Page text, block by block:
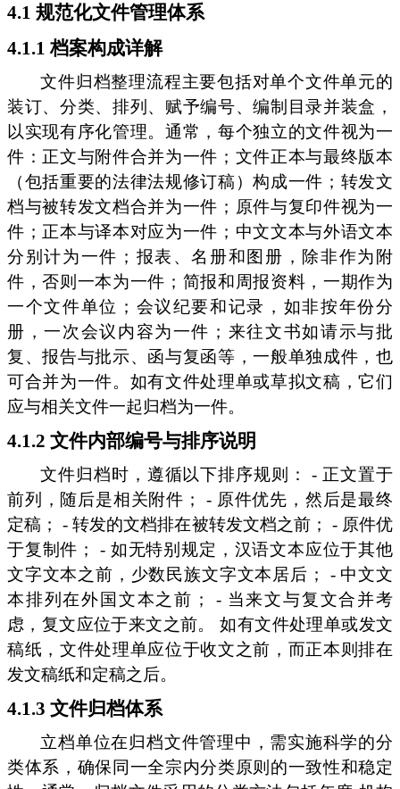
4.1 规范化文件管理体系
4.1.1 档案构成详解
文件归档整理流程主要包括对单个文件单元的
装订、分类、排列、赋予编号、编制目录并装盒，
以实现有序化管理。通常，每个独立的文件视为一
件：正文与附件合并为一件；文件正本与最终版本
（包括重要的法律法规修订稿）构成一件；转发文
档与被转发文档合并为一件；原件与复印件视为一
件；正本与译本对应为一件；中文文本与外语文本
分别计为一件；报表、名册和图册，除非作为附
件，否则一本为一件；简报和周报资料，一期作为
一个文件单位；会议纪要和记录，如非按年份分
册，一次会议内容为一件；来往文书如请示与批
复、报告与批示、函与复函等，一般单独成件，也
可合并为一件。如有文件处理单或草拟文稿，它们
应与相关文件一起归档为一件。
4.1.2 文件内部编号与排序说明
文件归档时，遵循以下排序规则： - 正文置于
前列，随后是相关附件； - 原件优先，然后是最终
定稿； - 转发的文档排在被转发文档之前； - 原件优
于复制件； - 如无特别规定，汉语文本应位于其他
文字文本之前，少数民族文字文本居后； - 中文文
本排列在外国文本之前； - 当来文与复文合并考
虑，复文应位于来文之前。 如有文件处理单或发文
稿纸，文件处理单应位于收文之前，而正本则排在
发文稿纸和定稿之后。
4.1.3 文件归档体系
立档单位在归档文件管理中，需实施科学的分
类体系，确保同一全宗内分类原则的一致性和稳定